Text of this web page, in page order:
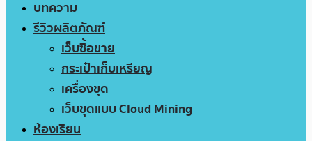
บทความ
รีวิวผลิตภัณฑ์
เว็บซื้อขาย
กระเป๋าเก็บเหรียญ
เครื่องขุด
เว็บขุดแบบ Cloud Mining
ห้องเรียน